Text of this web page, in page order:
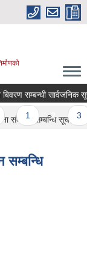
सम्बन्धी सार्वजनिक
2
संकलन सम्बन्धि सूचना |
सम्बन्धि